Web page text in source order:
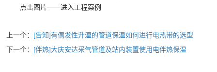
点击图片——进入工程案例
上一个： [告知]有偶发性升温的管道保温如何进行电热带的选型
下一个： [伴热]大庆安达采气管道及站内装置使用电伴热保温